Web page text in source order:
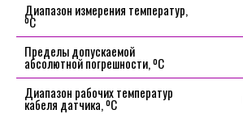
Диапазон измерения температур,
ºС
Пределы допускаемой
абсолютной погрешности, ºС
Диапазон рабочих температур
кабеля датчика, ºС